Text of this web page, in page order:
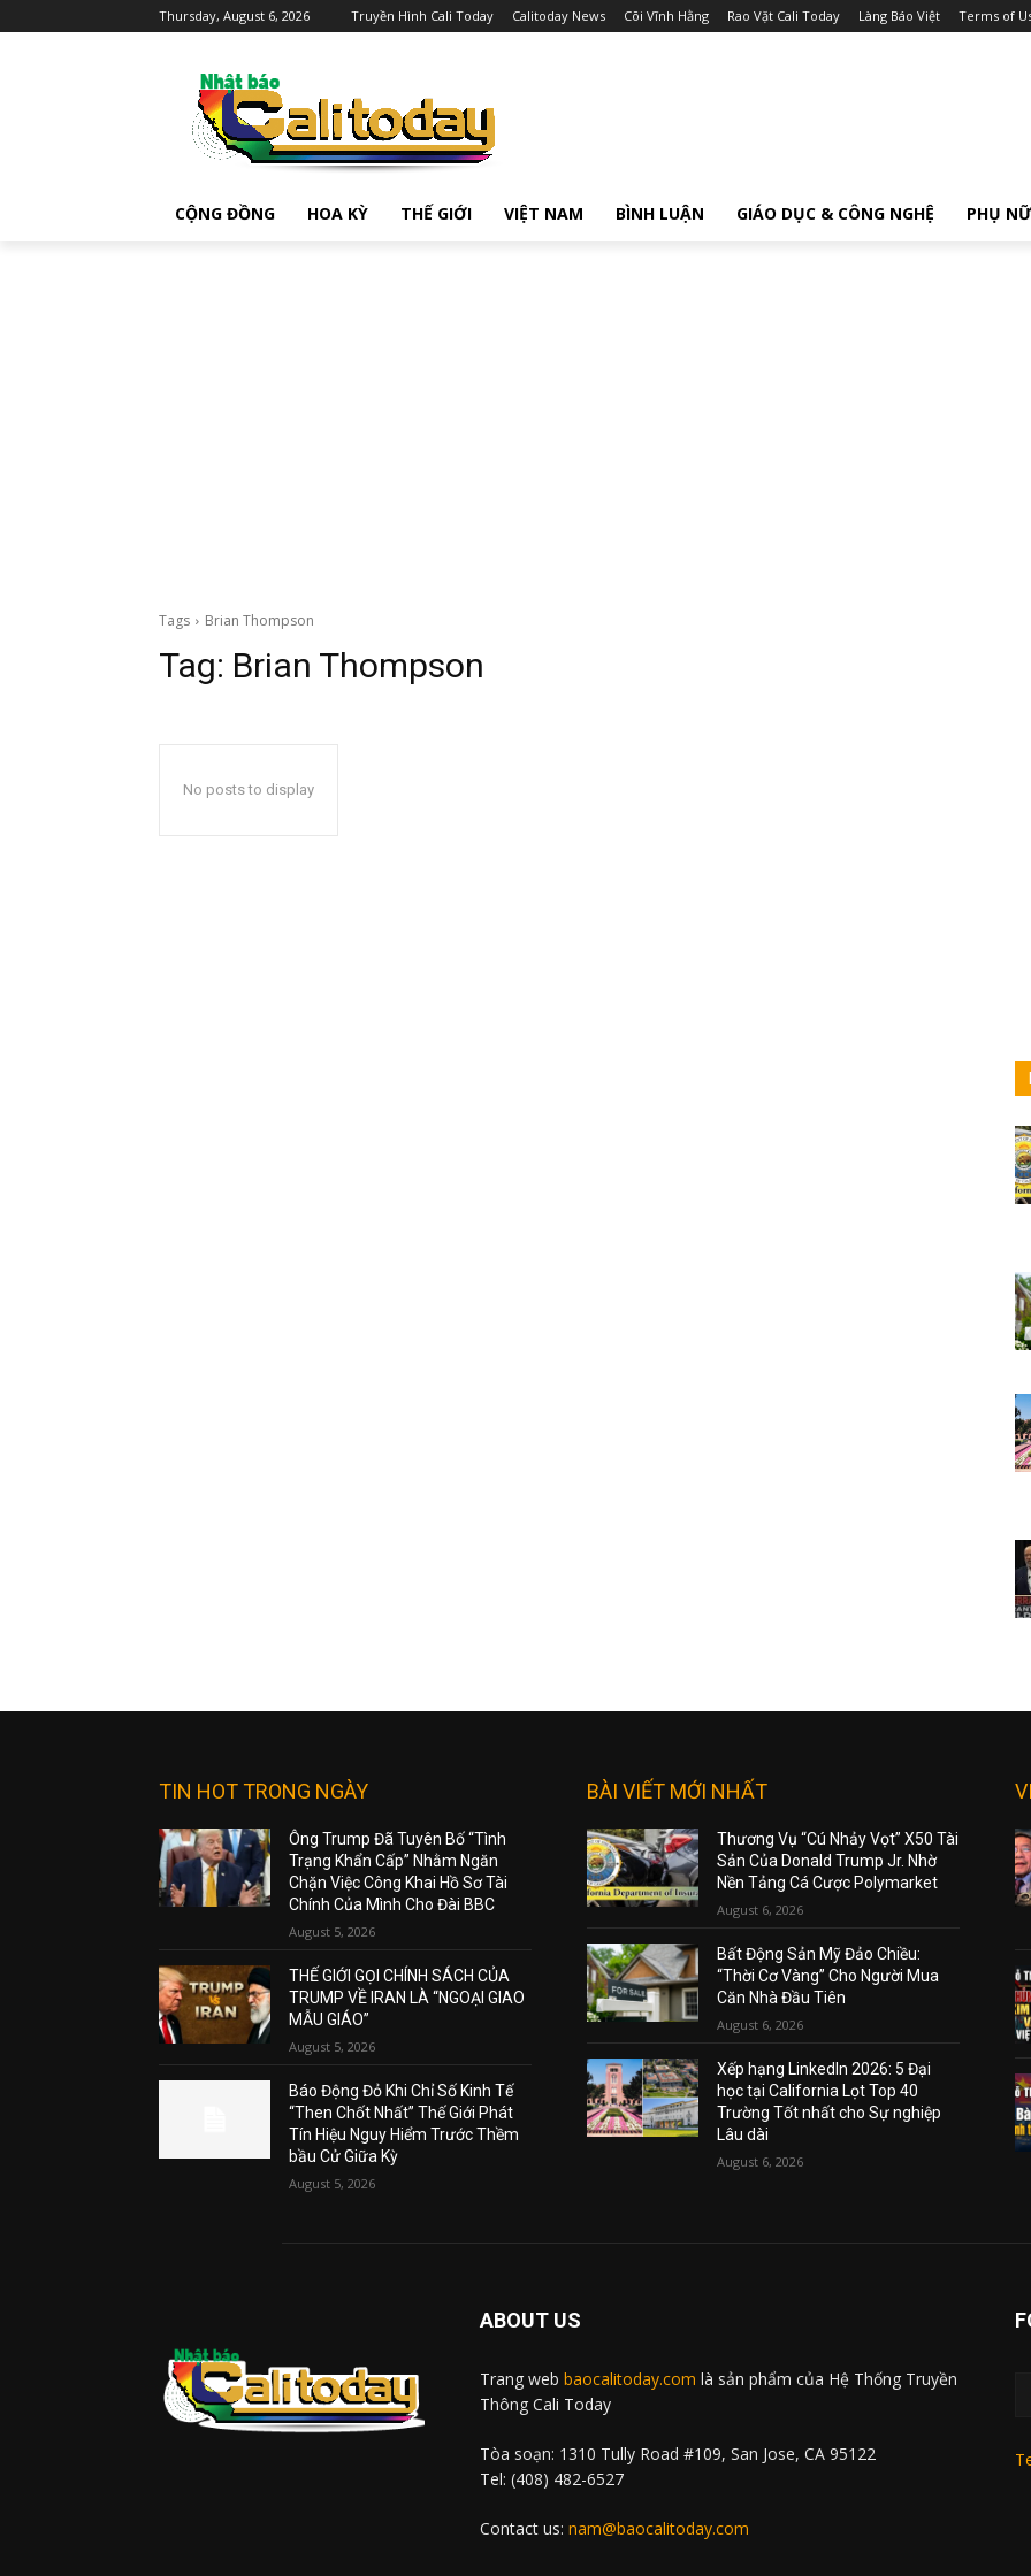
Thursday, August 6, 2026 Truyền Hình Cali Today Calitoday News Cõi Vĩnh Hằng Rao Vặt Cali Today Làng Báo Việt Terms of
CỘNG ĐỒNG HOA KỲ THẾ GIỚI VIỆT NAM BÌNH LUẬN GIÁO DỤC & CÔNG NGHỆ PHỤ NỮ
Tags Brian Thompson
Tag: Brian Thompson
No posts to display
TIN HOT TRONG NGÀY
Ông Trump Đã Tuyên Bố “Tình
Trạng Khẩn Cấp” Nhằm Ngăn
Chặn Việc Công Khai Hồ Sơ Tài
Chính Của Mình Cho Đài BBC
August 5, 2026
THẾ GIỚI GỌI CHÍNH SÁCH CỦA
TRUMP VỀ IRAN LÀ “NGOẠI GIAO
MẪU GIÁO”
August 5, 2026
Báo Động Đỏ Khi Chỉ Số Kinh Tế
“Then Chốt Nhất” Thế Giới Phát
Tín Hiệu Nguy Hiểm Trước Thềm
bầu Cử Giữa Kỳ
August 5, 2026
BÀI VIẾT MỚI NHẤT
Thương Vụ “Cú Nhảy Vọt” X50 Tài
Sản Của Donald Trump Jr. Nhờ
Nền Tảng Cá Cược Polymarket
August 6, 2026
Bất Động Sản Mỹ Đảo Chiều:
“Thời Cơ Vàng” Cho Người Mua
Căn Nhà Đầu Tiên
August 6, 2026
Xếp hạng LinkedIn 2026: 5 Đại
học tại California Lọt Top 40
Trường Tốt nhất cho Sự nghiệp
Lâu dài
August 6, 2026
ABOUT US
Trang web baocalitoday.com là sản phẩm của Hệ Thống Truyền
Thông Cali Today
Tòa soạn: 1310 Tully Road #109, San Jose, CA 95122
Tel: (408) 482-6527
Contact us: nam@baocalitoday.com